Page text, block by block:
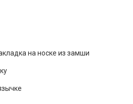
на носке из замши